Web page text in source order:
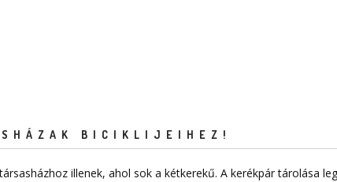
BICIKLIJEIHEZ!
illenek, ahol sok a kétkerekű. A kerékpár tárolása